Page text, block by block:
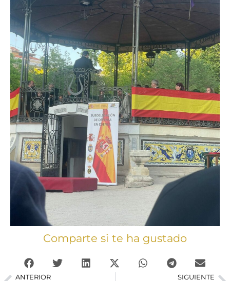
Comparte si te ha gustado
ANTERIOR SIGUIENTE